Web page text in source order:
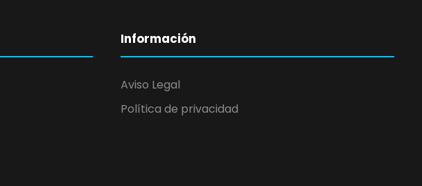
Información
Aviso Legal
Política de privacidad